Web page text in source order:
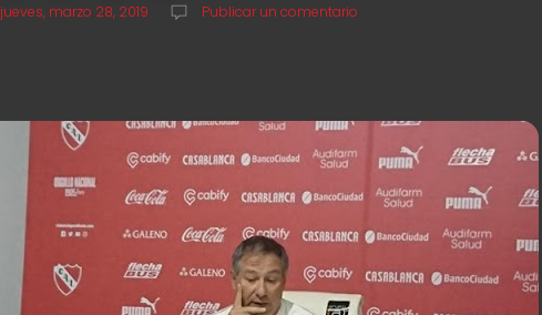
jueves, marzo 28, 2019 Publicar un comentario